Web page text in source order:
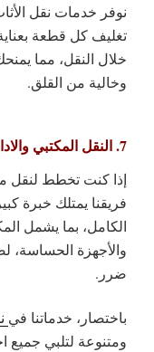
نوفر خدمات نقل
تغليف كل قطعة
خلال النقل، مما
وخالية من القلق.
7. النقل المكتبي والاداري مع التغليف
إذا كنت تخطط لنقل
فريقنا يمتلك خبرة
الكامل، بما يشمل
والأجهزة
ضرر.
باختصار، خدماتنا في
ومتنوعة لتلبي جميع